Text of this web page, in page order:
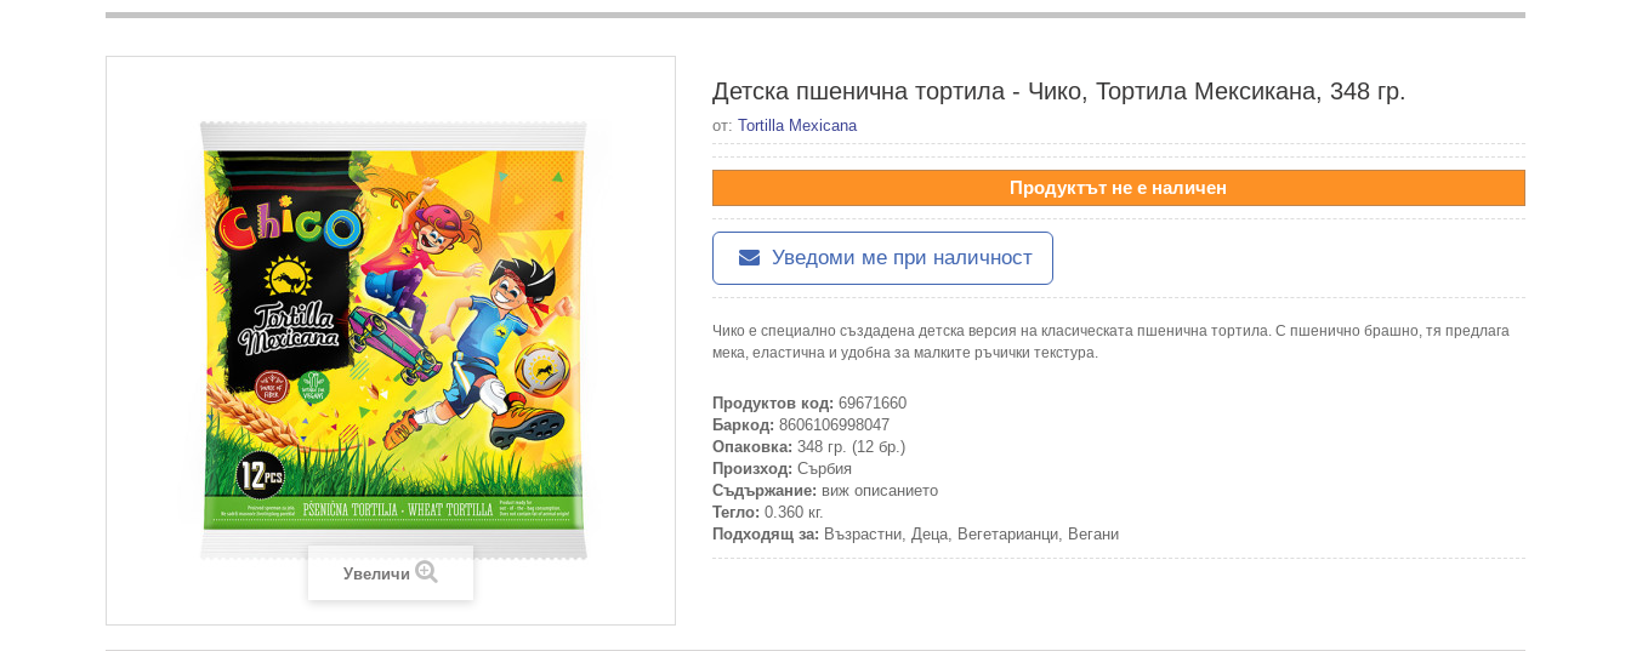
Увеличи
Детска пшенична тортила - Чико, Тортила Мексикана, 348 гр.
от: Tortilla Mexicana
Продуктът не е наличен
Уведоми ме при наличност
Чико е специално създадена детска версия на класическата пшенична тортила. С пшенично брашно, тя предлага
мека, еластична и удобна за малките ръчички текстура.
Продуктов код: 69671660
Баркод: 8606106998047
Опаковка: 348 гр. (12 бр.)
Произход: Сърбия
Съдържание: виж описанието
Тегло: 0.360 кг.
Подходящ за: Възрастни, Деца, Вегетарианци, Вегани